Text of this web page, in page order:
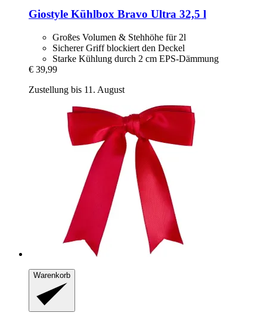
Giostyle Kühlbox Bravo Ultra 32,5 l
Großes Volumen & Stehhöhe für 2l
Sicherer Griff blockiert den Deckel
Starke Kühlung durch 2 cm EPS-Dämmung
€ 39,99
Zustellung bis 11. August
Warenkorb